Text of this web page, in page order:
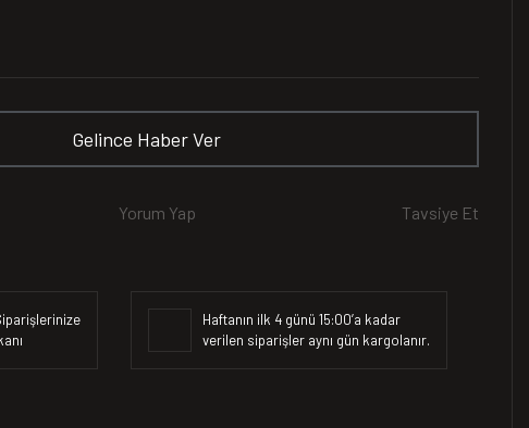
Gelince Haber Ver
Yorum Yap Tavsiye Et
Haftanın ilk 4 günü 15:00’a kadar
verilen siparişler aynı gün kargolanır.